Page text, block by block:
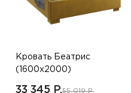
Кровать Беатрис
(1600х2000)
33 345 P.55 019 P.